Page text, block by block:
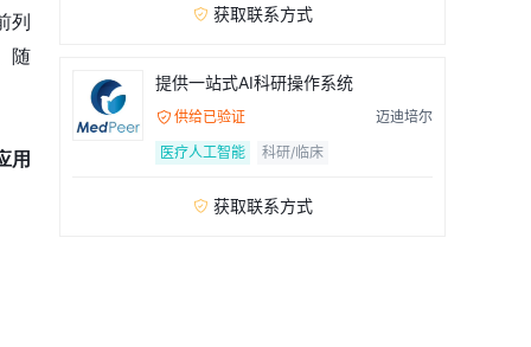
列
随
用
 获取联系方式
提供一站式AI科研操作系统
 供给已验证
迈迪培尔
医疗人工智能
科研/临床
 获取联系方式